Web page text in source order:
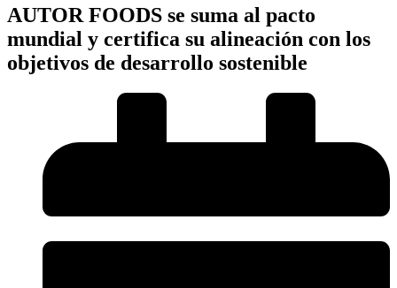
AUTOR FOODS se suma al pacto
mundial y certifica su alineación con los
objetivos de desarrollo sostenible